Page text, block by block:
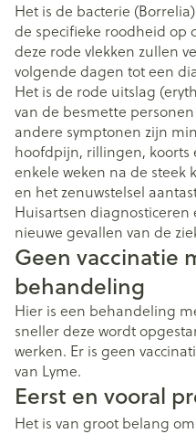
Het is de bacterie
de specifieke roodheid op
deze rode vlekken zullen
volgende dagen tot een
Het is de rode uitslag
van de besmette
andere symptonen zijn
hoofdpijn, rillingen, koorts
enkele weken na de steek
en het zenuwstelsel
Huisartsen diagnosticeren
nieuwe gevallen van de
Geen vaccinatie
behandeling
Hier is een behandeling
sneller deze wordt
werken. Er is geen
van Lyme.
Eerst en vooral
Het is van groot belang